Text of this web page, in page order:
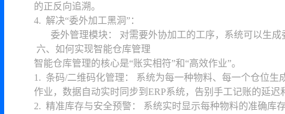
的正反向追溯。
4. 解决“委外加工黑洞”：
委外管理模块： 对需要外协加工的工序，系统可以生成
六、如何实现智能仓库管理
智能仓库管理的核心是“账实相符”和“高效作业”。
1. 条码/二维码化管理： 系统为每一种物料、每一个仓位
作业，数据自动实时同步到ERP系统，告别手工记账的延迟
2. 精准库存与安全预警： 系统实时显示每种物料的准确库